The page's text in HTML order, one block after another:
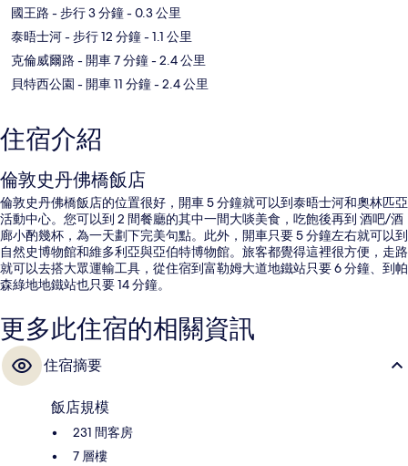
國王路 - 步行 3 分鐘- 0.3 公里
泰晤士河- 步行 12 分鐘- 1.1 公里
克倫威爾路 - 開車 7 分鐘- 2.4 公里
貝特西公園 - 開車 11 分鐘- 2.4 公里
住宿介紹
倫敦史丹佛橋飯店
倫敦史丹佛橋飯店的位置很好，開車 5 分鐘就可以到泰晤士河和奧林匹亞
活動中心。您可以到 2 間餐廳的其中一間大啖美食，吃飽後再到 酒吧/酒
廊小酌幾杯，為一天劃下完美句點。此外，開車只要 5 分鐘左右就可以到
自然史博物館和維多利亞與亞伯特博物館。旅客都覺得這裡很方便，走路
就可以去搭大眾運輸工具，從住宿到富勒姆大道地鐵站只要 6 分鐘、到帕
森綠地地鐵站也只要 14 分鐘。
更多此住宿的相關資訊
住宿摘要
飯店規模
231 間客房
7 層樓